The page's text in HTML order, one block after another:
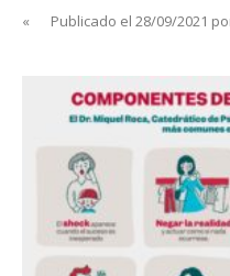
« Publicado el 28/09/2021